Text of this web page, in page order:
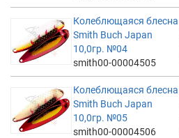
Колеблющаяся блесна
Smith Buch Japan
10,0гр. №04
smith00-00004505
Колеблющаяся блесна
Smith Buch Japan
10,0гр. №05
smith00-00004506